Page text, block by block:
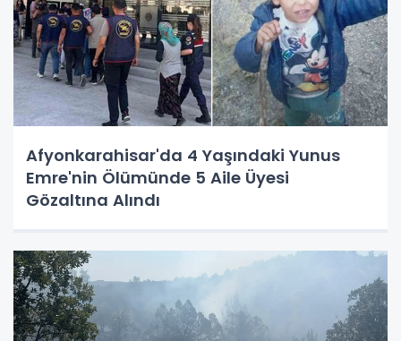
Afyonkarahisar'da 4 Yaşındaki Yunus
Emre'nin Ölümünde 5 Aile Üyesi
Gözaltına Alındı